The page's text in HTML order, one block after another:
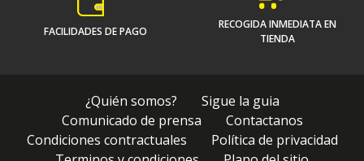
FACILIDADES DE PAGO
RECOGIDA INMEDIATA EN
TIENDA
¿Quién somos?
Sigue la guia
Comunicado de prensa
Contactanos
Condiciones contractuales
Política de privacidad